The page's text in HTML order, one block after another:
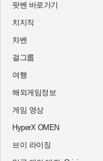
팟벤 바로가기
치지직
차벤
걸그룹
여행
해외게임정보
게임 영상
HyperX OMEN
브이 라이징